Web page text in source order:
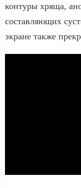
контуры хряща,
составляющих
экране также